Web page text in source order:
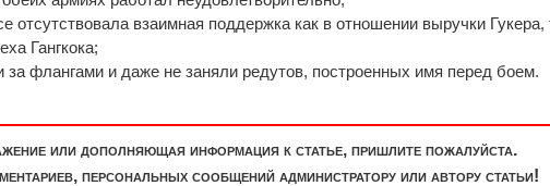
отсутствовала взаимная поддержка как в отношении выручки Гукера,
Гангкока;
флангами и даже не заняли редутов, построенных имя перед боем.
или дополняющая информация к статье, пришлите пожалуйста.
персональных сообщений администратору или автору статьи!